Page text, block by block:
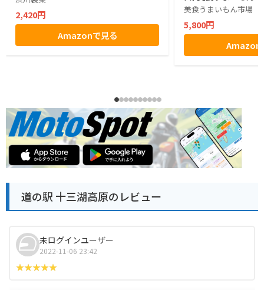
2,420円
Amazonで見る
美食うまいもん市場
5,800円
Amazon
道の駅 十三湖高原のレビュー
未ログインユーザー
2022-11-06 23:42